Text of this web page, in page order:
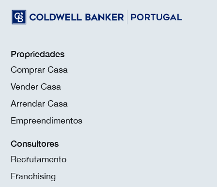
Propriedades
Comprar Casa
Vender Casa
Arrendar Casa
Empreendimentos
Consultores
Recrutamento
Franchising